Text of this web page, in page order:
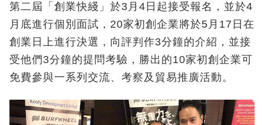
第二屆「創業快綫」於3月4日起接受報名，並於4
月底進行個別面試，20家初創企業將於5月17日在
創業日上進行決選，向評判作3分鐘的介紹，並接
受他們3分鐘的提問考驗，勝出的10家初創企業可
免費參與一系列交流、考察及貿易推廣活動。